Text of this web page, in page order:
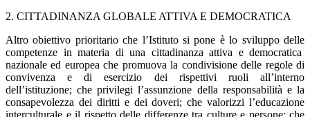
2. CITTADINANZA GLOBALE ATTIVA E DEMOCRATICA
Altro obiettivo prioritario che l’Istituto si pone è lo sviluppo delle
competenze in materia di una cittadinanza attiva e democratica
nazionale ed europea che promuova la condivisione delle regole di
convivenza e di esercizio dei rispettivi ruoli all’interno
dell’istituzione; che privilegi l’assunzione della responsabilità e la
consapevolezza dei diritti e dei doveri; che valorizzi l’educazione